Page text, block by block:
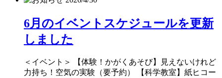
6月のイベントスケジュールを更新
しました
＜イベント＞ 【体験！かがくあそび】見えないけれど
力持ち！空気の実験（要予約） 【科学教室】紙ヒコー